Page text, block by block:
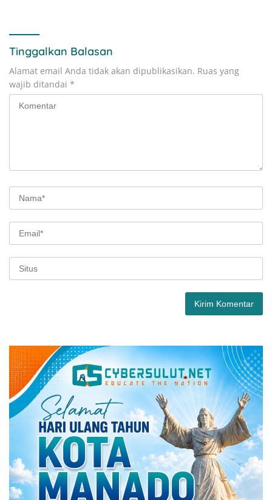
Tinggalkan Balasan
Alamat email Anda tidak akan dipublikasikan. Ruas yang
wajib ditandai *